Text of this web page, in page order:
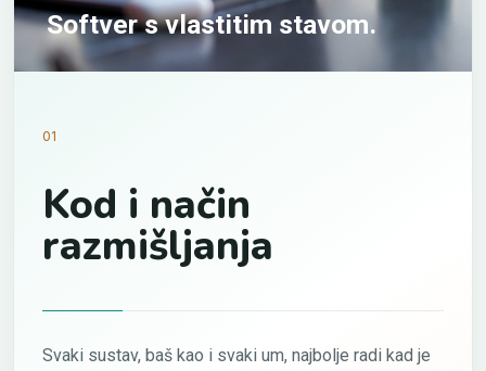
Softver s vlastitim stavom.
01
Kod i način
razmišljanja
Svaki sustav, baš kao i svaki um, najbolje radi kad je